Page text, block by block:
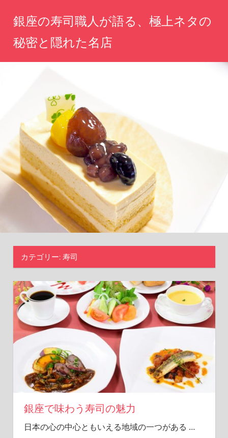
ツ
銀座の寿司職人が語る、極上ネタの
秘密と隠れた名店
を、
熟
練
職
人
隠
れ
の
物
語
カテゴリー: 寿司
銀座で味わう寿司の魅力
日本の心の中心ともいえる地域の一つがある …